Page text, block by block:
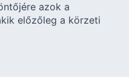
azok a
előzőleg a körzeti